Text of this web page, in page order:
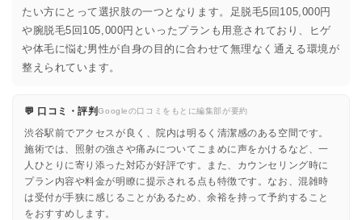
たい方にとって選択肢の一つとなります。足脱毛5回105,000円
や腕脱毛5回105,000円といったプランも用意されており、ヒゲ
や体毛に悩む男性が自身の目的に合わせて無理なく通える環境が
整えられています。
💬 口コミ・評判Googleの口コミをもとに編集部が要約
渋谷駅前でアクセスが良く、院内は明るく清潔感のある空間です。
施術では、照射の強さや痛みについてこまめに声をかけるなど、一
人ひとりに寄り添った対応が好評です。また、カウンセリング時に
プラン内容や料金が明瞭に提示される点も特徴です。なお、混雑時
は受付が手狭に感じることがあるため、余裕を持って予約すること
をおすすめします。